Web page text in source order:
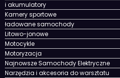
i akumulatory
Kamery sportowe
ładowane samochody
Litowo-jonowe
Motocykle
Motoryzacja
Najnowsze Samochody Elektryczne
Narzędzia i akcesoria do warsztatu